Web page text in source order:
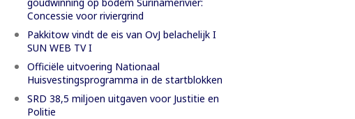
Concessie voor riviergrind
Pakkitow vindt de eis van OvJ belachelijk I
SUN WEB TV I
Officiële uitvoering Nationaal
Huisvestingsprogramma in de startblokken
SRD 38,5 miljoen uitgaven voor Justitie en
Politie